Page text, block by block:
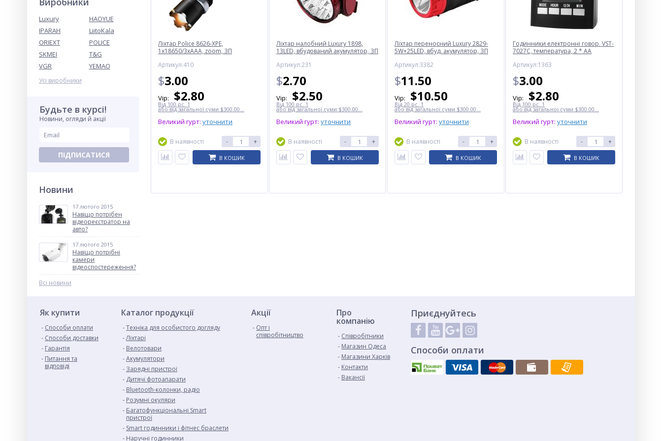
Luxury
HAOYUE
IPARAH
LiitoKala
ORIEXT
POLICE
SKMEI
T&G
VGR
YEMAO
Усі виробники
Будьте в курсі!
Новини, огляди й акції
ПІДПИСАТИСЯ
Новини
17 лютого 2015
Навіщо потрібен
відеореєстратор на
авто?
17 лютого 2015
Навіщо потрібні
камери
відеоспостереження?
Всі новини
Ліхтар Police 8626-XPE,
1х18650/3xAAA, zoom, ЗП
Артикул:410
$3.00
Vip: $2.80
Від 100 pc. 1
або від загальної суми $300.00...
Великий гурт: уточнити
В наявності - +
В КОШИК
Ліхтар налобний Luxury 1898,
13LED, вбудований акумулятор, ЗП
Артикул:231
$2.70
Vip: $2.50
Від 100 pc. 1
або від загальної суми $300.00...
Великий гурт: уточнити
В наявності - +
В КОШИК
Ліхтар переносний Luxury 2829-
5W+25LED, вбуд. акумулятор, ЗП
Артикул:3382
$11.50
Vip: $10.50
Від 20 pc. 1
або від загальної суми $300.00...
Великий гурт: уточнити
В наявності - +
В КОШИК
Годинники електронні говор. VST-
7027С, температура, 2 * AA
Артикул:1363
$3.00
Vip: $2.80
Від 100 pc. 1
або від загальної суми $300.00...
Великий гурт: уточнити
В наявності - +
В КОШИК
Як купити
Способи оплати
Cпособи доставки
Гарантія
Питання та
відповіді
Каталог продукції
Техніка для особистого догляду
Ліхтарі
Велотовари
Акумулятори
Зарядні пристрої
Дитячі фотоапарати
Bluetooth-колонки, радіо
Розумні окуляри
Багатофункціональні Smart
пристрої
Smart годинники і фітнес браслети
Наручні годинники
Акції
Опт і
співробітництво
Про
компанію
Cпівробітники
Магазин Одеса
Магазини Харків
Контакти
Вакансії
Приєднуйтесь
Способи оплати